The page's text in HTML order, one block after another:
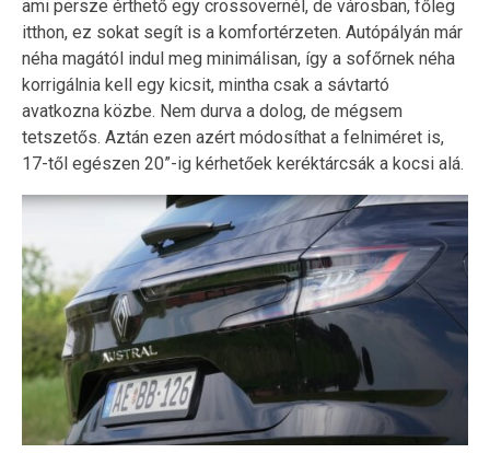
ami persze érthető egy crossovernél, de városban, főleg
itthon, ez sokat segít is a komfortérzeten. Autópályán már
néha magától indul meg minimálisan, így a sofőrnek néha
korrigálnia kell egy kicsit, mintha csak a sávtartó
avatkozna közbe. Nem durva a dolog, de mégsem
tetszetős. Aztán ezen azért módosíthat a felniméret is,
17-től egészen 20”-ig kérhetőek keréktárcsák a kocsi alá.